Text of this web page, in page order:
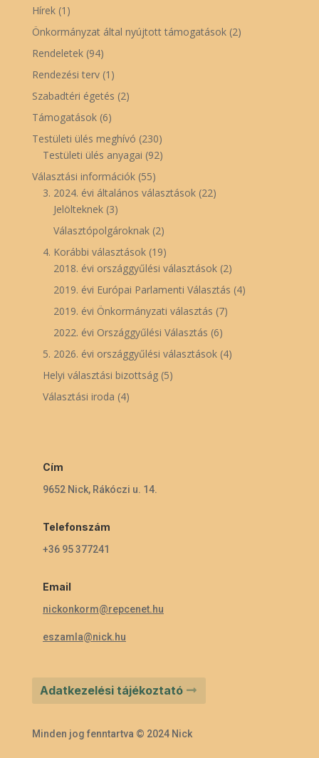
Hírek(1)
Önkormányzat által nyújtott támogatások(2)
Rendeletek(94)
Rendezési terv(1)
Szabadtéri égetés (2)
Támogatások(6)
Testületi ülés meghívó (230)
Testületi ülés anyagai (92)
Választási információk(55)
3. 2024. évi általános választások(22)
Jelölteknek(3)
Választópolgároknak(2)
4. Korábbi választások(19)
2018. évi országgyűlési választások(2)
2019. évi Európai Parlamenti Választás (4)
2019. évi Önkormányzati választás (7)
2022. évi Országgyűlési Választás (6)
5. 2026. évi országgyűlési választások(4)
Helyi választási bizottság(5)
Választási iroda (4)
Cím
9652 Nick, Rákóczi u. 14.
Telefonszám
+36 95 377241
Email
nickonkorm@repcenet.hu
eszamla@nick.hu
Adatkezelési tájékoztató
Minden jog fenntartva © 2024 Nick